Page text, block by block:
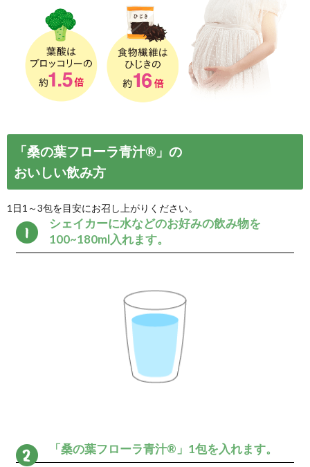
「桑の葉フローラ青汁
うれしい5つのポイント
生活が整います。
桑の葉は、一般的に栄養価が
のバランスが良く、特に食事
食事に1包加えるだけで食生活